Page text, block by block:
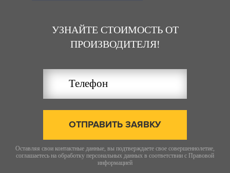
УЗНАЙТЕ СТОИМОСТЬ ОТ
ПРОИЗВОДИТЕЛЯ!
ОТПРАВИТЬ ЗАЯВКУ
Оставляя свои контактные данные, вы подтверждаете свое совершеннолетие,
соглашаетесь на обработку персональных данных в соответствии с Правовой
информацией